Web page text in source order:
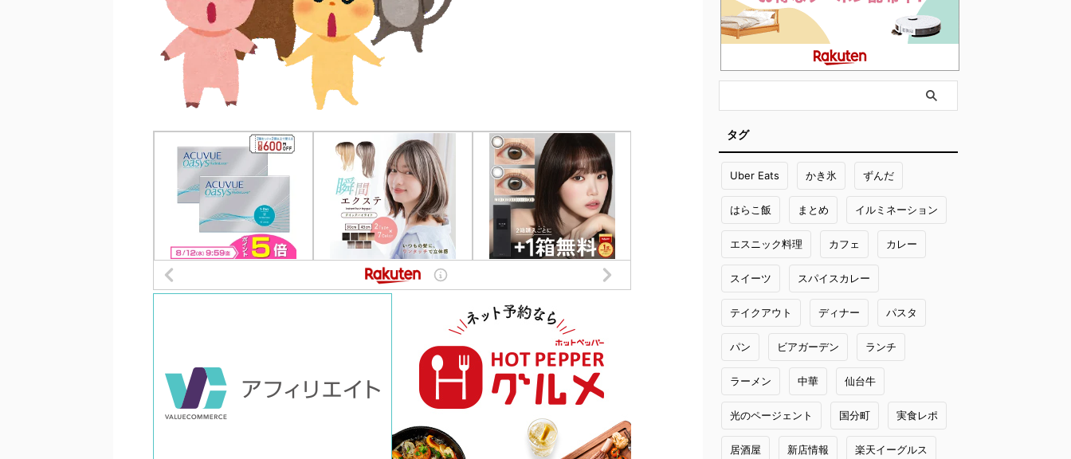
タグ
Uber Eats かき氷 ずんだ
はらこ飯 まとめ イルミネーション
エスニック料理 カフェ カレー
スイーツ スパイスカレー
テイクアウト ディナー パスタ
パン ビアガーデン ランチ
ラーメン 中華 仙台牛
光のページェント 国分町 実食レポ
居酒屋 新店情報 楽天イーグルス